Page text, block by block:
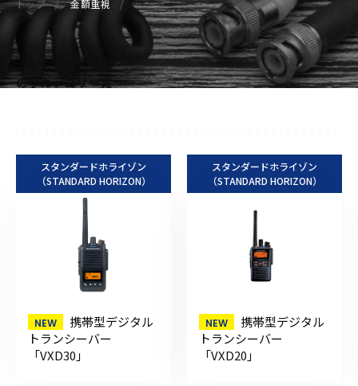
トップ 金額重視
の小カテゴリ一覧
スタンダードホライゾン
（STANDARD HORIZON）
携帯型デジタル
トランシーバー
「VXD30」
スタンダードホライゾン
（STANDARD HORIZON）
携帯型デジタル
トランシーバー
「VXD20」